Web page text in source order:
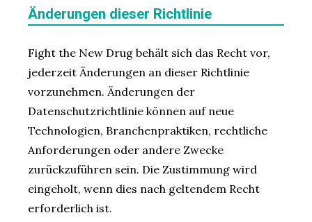
Änderungen dieser Richtlinie
Fight the New Drug behält sich das Recht vor,
jederzeit Änderungen an dieser Richtlinie
vorzunehmen. Änderungen der
Datenschutzrichtlinie können auf neue
Technologien, Branchenpraktiken, rechtliche
Anforderungen oder andere Zwecke
zurückzuführen sein. Die Zustimmung wird
eingeholt, wenn dies nach geltendem Recht
erforderlich ist.